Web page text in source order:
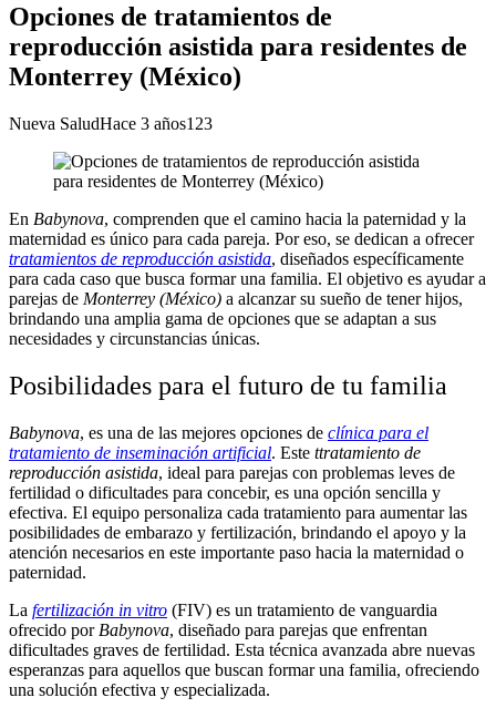
Opciones de tratamientos de
reproducción asistida para residentes de
Monterrey (México)
Nueva SaludHace 3 años123
En Babynova, comprenden que el camino hacia la paternidad y la
maternidad es único para cada pareja. Por eso, se dedican a ofrecer
tratamientos de reproducción asistida, diseñados específicamente
para cada caso que busca formar una familia. El objetivo es ayudar a
parejas de Monterrey (México) a alcanzar su sueño de tener hijos,
brindando una amplia gama de opciones que se adaptan a sus
necesidades y circunstancias únicas.
Posibilidades para el futuro de tu familia
Babynova, es una de las mejores opciones de clínica para el
tratamiento de inseminación artificial. Este ttratamiento de
reproducción asistida, ideal para parejas con problemas leves de
fertilidad o dificultades para concebir, es una opción sencilla y
efectiva. El equipo personaliza cada tratamiento para aumentar las
posibilidades de embarazo y fertilización, brindando el apoyo y la
atención necesarios en este importante paso hacia la maternidad o
paternidad.
La fertilización in vitro (FIV) es un tratamiento de vanguardia
ofrecido por Babynova, diseñado para parejas que enfrentan
dificultades graves de fertilidad. Esta técnica avanzada abre nuevas
esperanzas para aquellos que buscan formar una familia, ofreciendo
una solución efectiva y especializada.